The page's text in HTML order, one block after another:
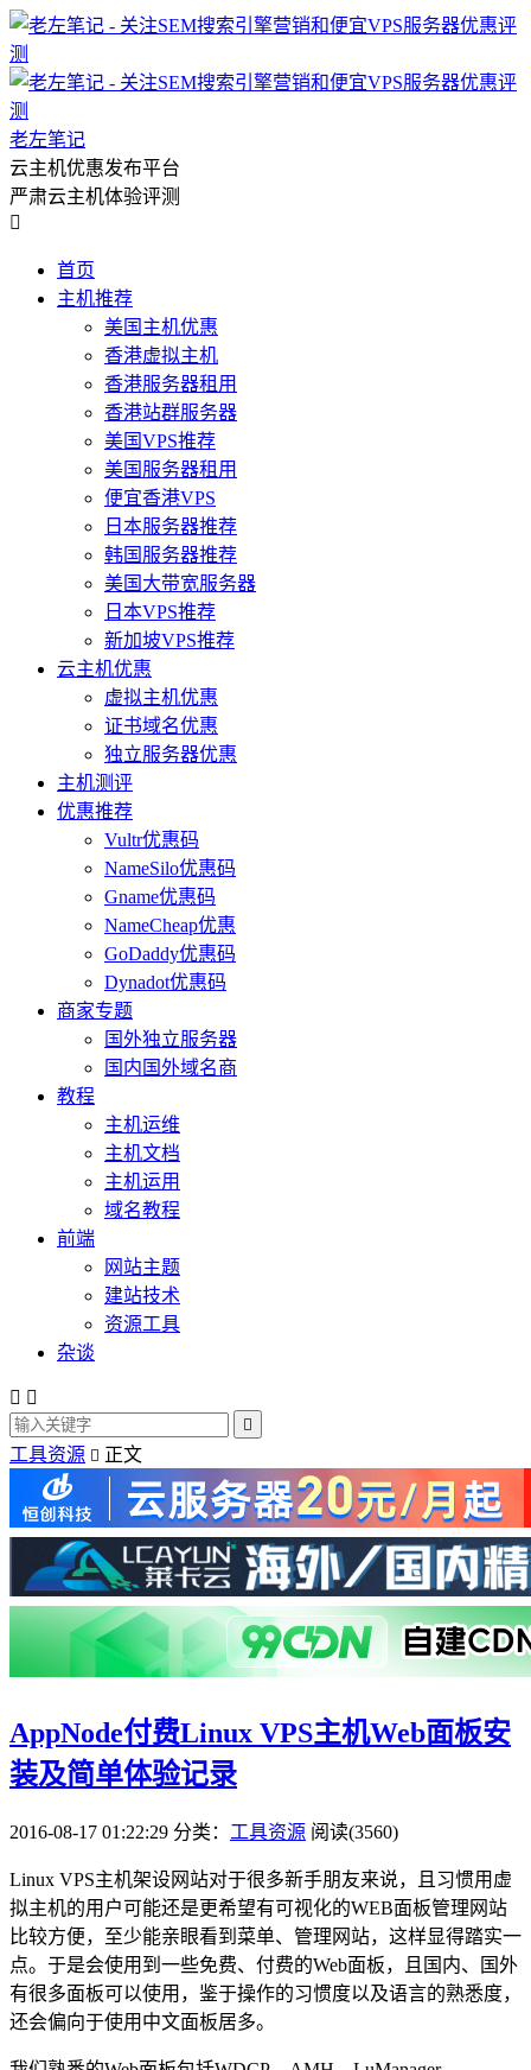
老左笔记
云主机优惠发布平台
严肃云主机体验评测

首页
主机推荐
美国主机优惠
香港虚拟主机
香港服务器租用
香港站群服务器
美国VPS推荐
美国服务器租用
便宜香港VPS
日本服务器推荐
韩国服务器推荐
美国大带宽服务器
日本VPS推荐
新加坡VPS推荐
云主机优惠
虚拟主机优惠
证书域名优惠
独立服务器优惠
主机测评
优惠推荐
Vultr优惠码
NameSilo优惠码
Gname优惠码
NameCheap优惠
GoDaddy优惠码
Dynadot优惠码
商家专题
国外独立服务器
国内国外域名商
教程
主机运维
主机文档
主机运用
域名教程
前端
网站主题
建站技术
资源工具
杂谈
 

工具资源  正文
AppNode付费Linux VPS主机Web面板安
装及简单体验记录
2016-08-17 01:22:29 分类： 工具资源 阅读(3560)
Linux VPS主机架设网站对于很多新手朋友来说，且习惯用虚
拟主机的用户可能还是更希望有可视化的WEB面板管理网站
比较方便，至少能亲眼看到菜单、管理网站，这样显得踏实一
点。于是会使用到一些免费、付费的Web面板，且国内、国外
有很多面板可以使用，鉴于操作的习惯度以及语言的熟悉度，
还会偏向于使用中文面板居多。